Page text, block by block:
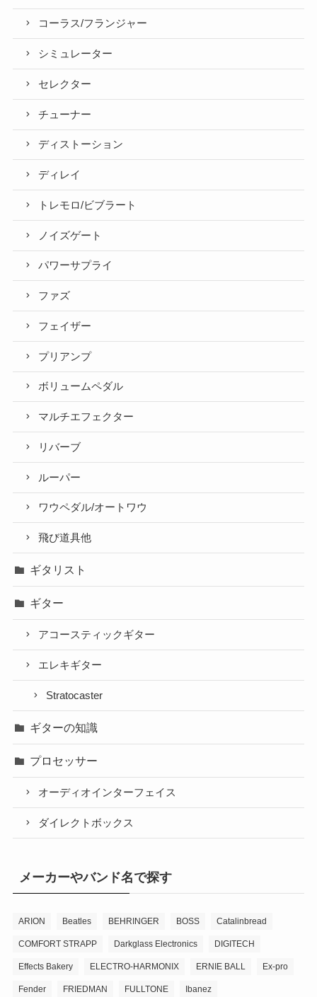
コーラス/フランジャー
シミュレーター
セレクター
チューナー
ディストーション
ディレイ
トレモロ/ビブラート
ノイズゲート
パワーサプライ
ファズ
フェイザー
プリアンプ
ボリュームペダル
マルチエフェクター
リバーブ
ルーパー
ワウペダル/オートワウ
飛び道具他
ギタリスト
ギター
アコースティックギター
エレキギター
Stratocaster
ギターの知識
プロセッサー
オーディオインターフェイス
ダイレクトボックス
メーカーやバンド名で探す
ARION Beatles BEHRINGER BOSS Catalinbread
COMFORT STRAPP Darkglass Electronics DIGITECH
Effects Bakery ELECTRO-HARMONIX ERNIE BALL Ex-pro
Fender FRIEDMAN FULLTONE Ibanez